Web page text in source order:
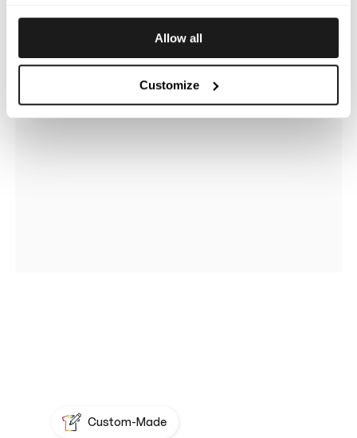
Allow all
Customize
Custom-Made